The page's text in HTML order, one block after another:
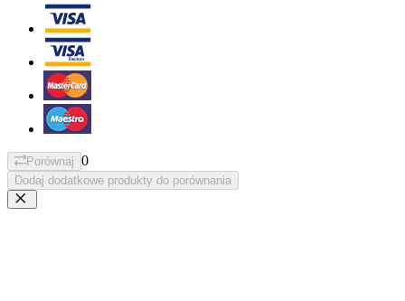
Porównaj 0
Dodaj dodatkowe produkty do porównania